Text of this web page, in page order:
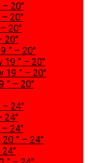
– 20″
20″
20″
20″
” – 20″
19 ” – 20″
19 ” – 20″
” – 20″
– 24″
24″
24″
” – 24″